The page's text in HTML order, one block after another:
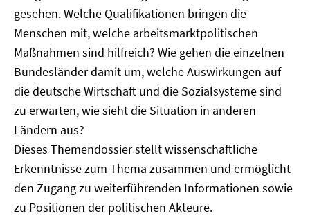
gesehen. Welche Qualifikationen bringen die
Menschen mit, welche arbeitsmarktpolitischen
Maßnahmen sind hilfreich? Wie gehen die einzelnen
Bundesländer damit um, welche Auswirkungen auf
die deutsche Wirtschaft und die Sozialsysteme sind
zu erwarten, wie sieht die Situation in anderen
Ländern aus?
Dieses Themendossier stellt wissenschaftliche
Erkenntnisse zum Thema zusammen und ermöglicht
den Zugang zu weiterführenden Informationen sowie
zu Positionen der politischen Akteure.